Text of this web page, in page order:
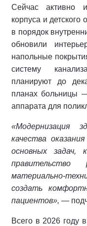
Сейчас активно
корпуса и детского
в порядок
обновили
напольные
систему
планируют до
планах больницы —
аппарата для
«Модернизация
качества
основных задач,
создать
пациентов», —
Всего в 2026 году